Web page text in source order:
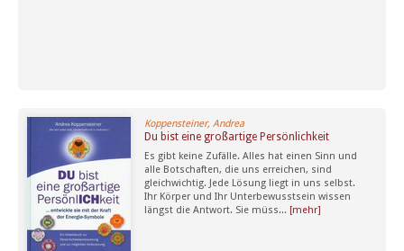
Koppensteiner, Andrea
Du bist eine großartige Persönlichkeit
Es gibt keine Zufälle. Alles hat einen Sinn und
alle Botschaften, die uns erreichen, sind
gleichwichtig. Jede Lösung liegt in uns selbst.
Ihr Körper und Ihr Unterbewusstsein wissen
längst die Antwort. Sie müss... [mehr]